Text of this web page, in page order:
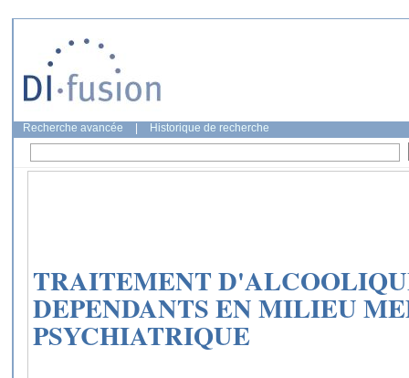
Recherche avancée Historique de recherche
TRAITEMENT
DEPENDANTS EN MILIEU
PSYCHIATRIQUE